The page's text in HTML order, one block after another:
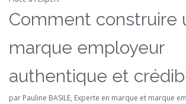
Comment construire
marque employeur
authentique et
par Pauline BASILE, Experte en marque et marque